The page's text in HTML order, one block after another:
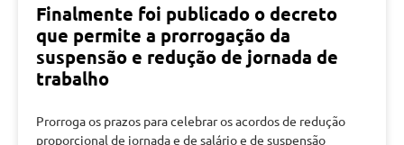
Finalmente foi publicado o decreto
que permite a prorrogação da
suspensão e redução de jornada de
trabalho
Prorroga os prazos para celebrar os acordos de redução
proporcional de jornada e de salário e de suspensão